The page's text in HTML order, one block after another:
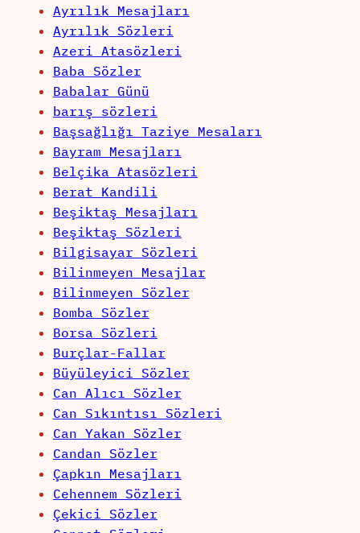
Ayrılık Mesajları
Ayrılık Sözleri
Azeri Atasözleri
Baba Sözler
Babalar Günü
barış sözleri
Başsağlığı Taziye Mesaları
Bayram Mesajları
Belçika Atasözleri
Berat Kandili
Beşiktaş Mesajları
Beşiktaş Sözleri
Bilgisayar Sözleri
Bilinmeyen Mesajlar
Bilinmeyen Sözler
Bomba Sözler
Borsa Sözleri
Burçlar-Fallar
Büyüleyici Sözler
Can Alıcı Sözler
Can Sıkıntısı Sözleri
Can Yakan Sözler
Candan Sözler
Çapkın Mesajları
Cehennem Sözleri
Çekici Sözler